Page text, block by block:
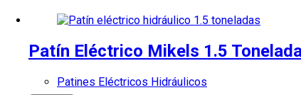
Patín Eléctrico Mikels 1.5
Patines Eléctricos Hidráulicos